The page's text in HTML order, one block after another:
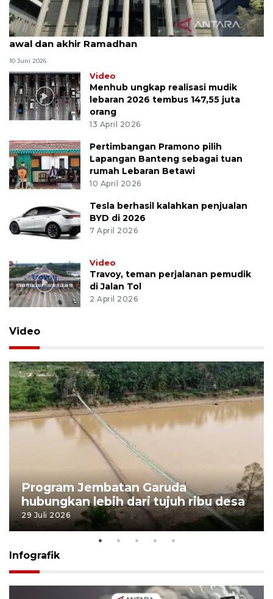
MK uji materi UU Peradilan Agama perihal isbat
awal dan akhir Ramadhan
10 Juni 2026
Video
Menhub ungkap realisasi mudik
lebaran 2026 tembus 147,55 juta
orang
13 April 2026
Pertimbangan Pramono pilih
Lapangan Banteng sebagai tuan
rumah Lebaran Betawi
10 April 2026
Tesla berhasil kalahkan penjualan
BYD di 2026
7 April 2026
Video
Travoy, teman perjalanan pemudik
di Jalan Tol
2 April 2026
Video
Program Jembatan Garuda
hubungkan lebih dari tujuh ribu desa
29 Juli 2026
Infografik